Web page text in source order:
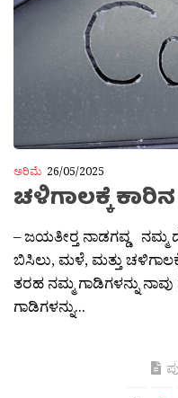
ಅರಿಮೆ 26/05/2025
ಚಳಿಗಾಲಕ್ಕೆ
– ಜಯತೀರ‍್ತ ನಾಡಗವ್ಡ ನಮ್ಮ
ಬಿಸಿಲು, ಮಳೆ, ಮತ್ತು
ತರಹ ನಮ್ಮ ಗಾಡಿಗಳನ್ನು
ಗಾಡಿಗಳನ್ನು...